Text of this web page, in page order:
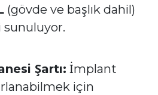
(gövde ve başlık dahil)
Şartı: İmplant
için